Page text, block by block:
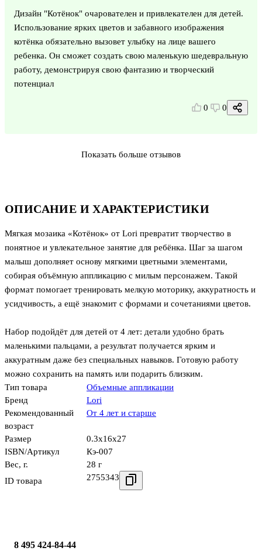
ОПИСАНИЕ И ХАРАКТЕРИСТИКИ
Мягкая мозаика «Котёнок» от Lori превратит творчество в
понятное и увлекательное занятие для ребёнка. Шаг за шагом
малыш дополняет основу мягкими цветными элементами,
собирая объёмную аппликацию с милым персонажем. Такой
формат помогает тренировать мелкую моторику, аккуратность и
усидчивость, а ещё знакомит с формами и сочетаниями цветов.
Набор подойдёт для детей от 4 лет: детали удобно брать
маленькими пальцами, а результат получается ярким и
аккуратным даже без специальных навыков. Готовую работу
можно сохранить на память или подарить близким.
Тип товара
Объемные аппликации
Бренд
Lori
Рекомендованный
возраст
От 4 лет и старше
Размер
0.3x16x27
ISBN/Артикул
Кэ-007
Вес, г.
28 г
ID товара
2755343
Дизайн "Котёнок" очарователен и привлекателен для детей.
Использование ярких цветов и забавного изображения
котёнка обязательно вызовет улыбку на лице вашего
ребенка. Он сможет создать свою маленькую шедевральную
работу, демонстрируя свою фантазию и творческий
потенциал
0 0
Показать больше отзывов
8 495 424-84-44